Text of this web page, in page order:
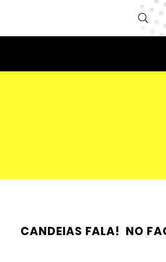
CANDEIAS FALA! NO